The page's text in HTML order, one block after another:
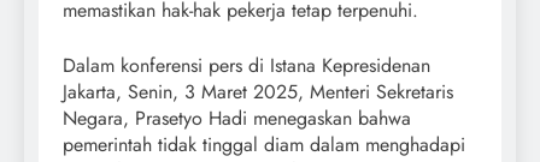
memastikan hak-hak pekerja tetap terpenuhi.
Dalam konferensi pers di Istana Kepresidenan
Jakarta, Senin, 3 Maret 2025, Menteri Sekretaris
Negara, Prasetyo Hadi menegaskan bahwa
pemerintah tidak tinggal diam dalam menghadapi